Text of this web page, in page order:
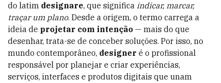
do latim designare, que significa indicar, marcar,
traçar um plano. Desde a origem, o termo carrega a
ideia de projetar com intenção — mais do que
desenhar, trata-se de conceber soluções. Por isso, no
mundo contemporâneo, designer é o profissional
responsável por planejar e criar experiências,
serviços, interfaces e produtos digitais que unam